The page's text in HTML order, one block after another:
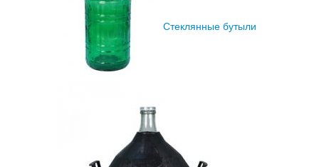
Стеклянные бутыли